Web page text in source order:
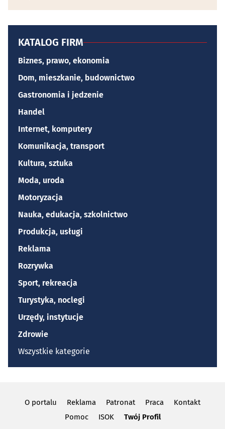
KATALOG FIRM
Biznes, prawo, ekonomia
Dom, mieszkanie, budownictwo
Gastronomia i jedzenie
Handel
Internet, komputery
Komunikacja, transport
Kultura, sztuka
Moda, uroda
Motoryzacja
Nauka, edukacja, szkolnictwo
Produkcja, usługi
Reklama
Rozrywka
Sport, rekreacja
Turystyka, noclegi
Urzędy, instytucje
Zdrowie
Wszystkie kategorie
O portalu Reklama Patronat Praca
Kontakt
Pomoc
ISOK Twój Profil